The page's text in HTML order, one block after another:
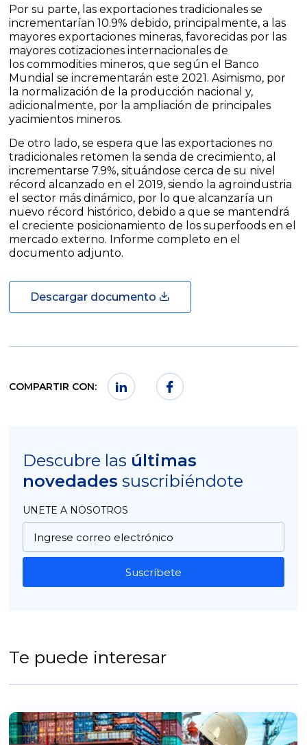
Por su parte, las exportaciones tradicionales se
incrementarían 10.9% debido, principalmente, a las
mayores exportaciones mineras, favorecidas por las
mayores cotizaciones internacionales de
loscommodities mineros, que según el Banco
Mundial se incrementarán este 2021. Asimismo, por
la normalización de la producción nacional y,
adicionalmente, por la ampliación de principales
yacimientos mineros.
De otro lado, se espera que las exportaciones no
tradicionales retomen la senda de crecimiento, al
incrementarse 7.9%, situándose cerca de su nivel
récord alcanzado en el 2019, siendo la agroindustria
el sector más dinámico, por lo que alcanzaría un
nuevo récord histórico, debido a que se mantendrá
el creciente posicionamiento de lossuperfoods en el
mercado externo. Informe completo en el
documento adjunto.
Descargar documento
COMPARTIR CON:
Descubre las últimas
novedades suscribiéndote
UNETE A NOSOTROS
Suscríbete
Te puede interesar